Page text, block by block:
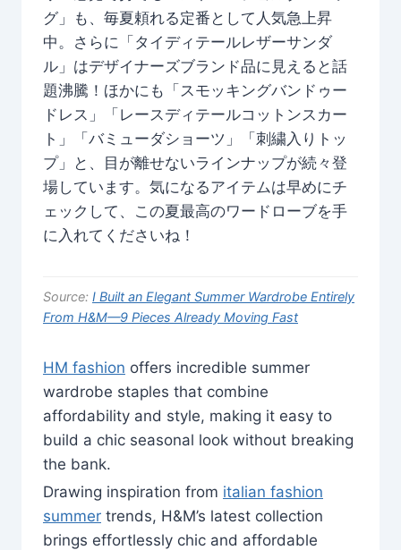
グ」も、毎夏頼れる定番として人気急上昇
中。さらに「タイディテールレザーサンダ
ル」はデザイナーズブランド品に見えると話
題沸騰！ほかにも「スモッキングバンドゥー
ドレス」「レースディテールコットンスカー
ト」「バミューダショーツ」「刺繍入りトッ
プ」と、目が離せないラインナップが続々登
場しています。気になるアイテムは早めにチ
ェックして、この夏最高のワードローブを手
に入れてくださいね！
Source: I Built an Elegant Summer Wardrobe Entirely
From H&M—9 Pieces Already Moving Fast
HM fashion offers incredible summer
wardrobe staples that combine
affordability and style, making it easy to
build a chic seasonal look without breaking
the bank.
Drawing inspiration from italian fashion
summer trends, H&M’s latest collection
brings effortlessly chic and affordable